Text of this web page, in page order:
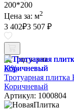
200*200
Цена за: м2
3 402₽3 507 ₽
Под заказ
-3%
Тротуарная
Коричневый
Артикул: 1000804